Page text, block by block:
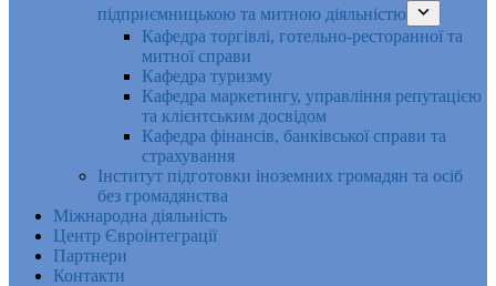
підприємницькою та митною діяльністю
Кафедра торгівлі, готельно-ресторанної та
митної справи
Кафедра туризму
Кафедра маркетингу, управління репутацією
та клієнтським досвідом
Кафедра фінансів, банківської справи та
страхування
Інститут підготовки іноземних громадян та осіб
без громадянства
Міжнародна діяльність
Центр Євроінтеграції
Партнери
Контакти